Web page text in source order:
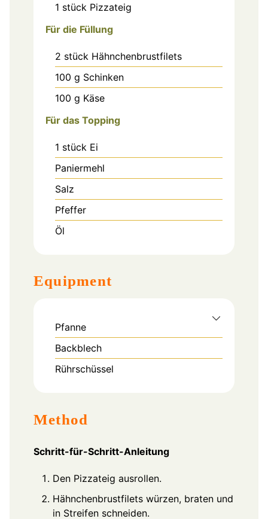
1 stück Pizzateig
Für die Füllung
2 stück Hähnchenbrustfilets
100 g Schinken
100 g Käse
Für das Topping
1 stück Ei
Paniermehl
Salz
Pfeffer
Öl
Equipment
Pfanne
Backblech
Rührschüssel
Method
Schritt-für-Schritt-Anleitung
Den Pizzateig ausrollen.
Hähnchenbrustfilets würzen, braten und
in Streifen schneiden.